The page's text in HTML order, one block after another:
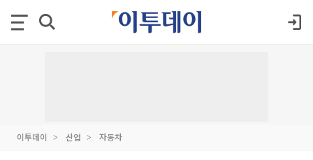
이투데이 산업 자동차